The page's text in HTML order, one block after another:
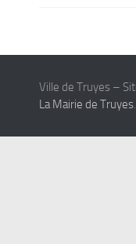
Ville de Truyes –
La Mairie de Truyes.